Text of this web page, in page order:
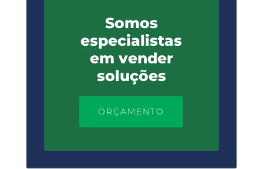
Somos
especialistas
em vender
soluções
ORÇAMENTO